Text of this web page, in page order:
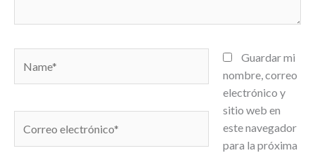
electrónico*
Guardar mi
nombre, correo
electrónico y
sitio web en
este navegador
para la próxima